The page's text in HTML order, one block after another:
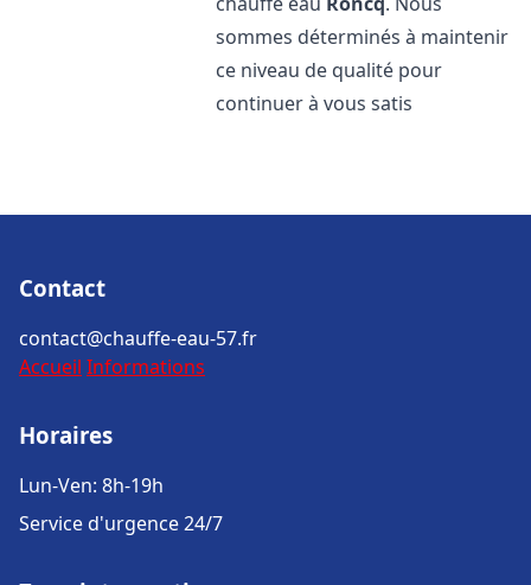
sommes déterminés à maintenir
ce niveau de qualité pour
continuer à vous satis
Contact
contact@chauffe-eau-57.fr
Accueil Informations
Horaires
Lun-Ven: 8h-19h
Service d'urgence 24/7